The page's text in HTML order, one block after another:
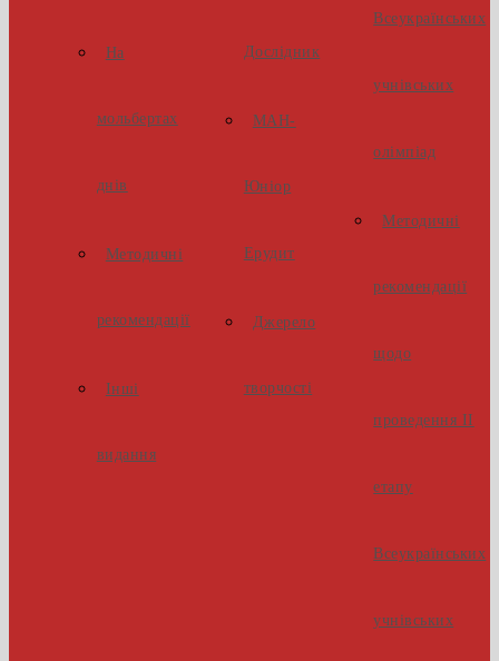
На
мольбертах
днів
Методичні
рекомендації
Інші
видання
Дослідник
МАН-
Юніор
Ерудит
Джерело
творчості
Всеукраїнських
учнівських
олімпіад
Методичні
рекомендації
щодо
проведення ІІ
етапу
Всеукраїнських
учнівських